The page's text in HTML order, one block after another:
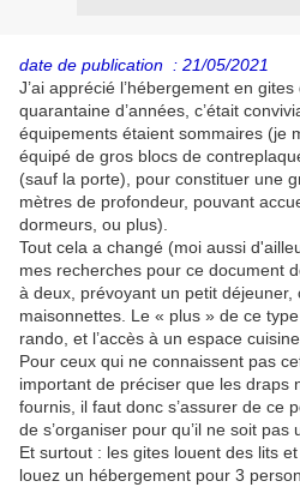
date de publication : 21/05/2021
J’ai apprécié l’hébergement en
quarantaine d’années, c’était
équipements étaient sommaires (je
équipé de gros blocs de
(sauf la porte), pour constituer une
mètres de profondeur, pouvant
dormeurs, ou plus).
Tout cela a changé (moi aussi
mes recherches pour ce document
à deux, prévoyant un petit
maisonnettes. Le « plus » de ce
rando, et l’accès à un espace cuisine..
Pour ceux qui ne connaissent pas
important de préciser que les draps
fournis, il faut donc s’assurer de ce
de s’organiser pour qu’il ne soit pas
Et surtout : les gites louent des lits
louez un hébergement pour 3